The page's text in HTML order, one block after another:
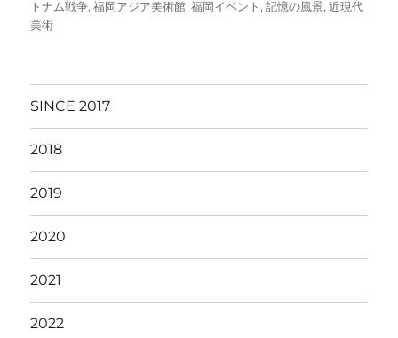
稿
日:
テ
ゴ
グ
トナム戦争,福岡アジア美術館,福岡イベント ,記憶の風景,近現代
美術
SINCE 2017
2018
2019
2020
2021
2022